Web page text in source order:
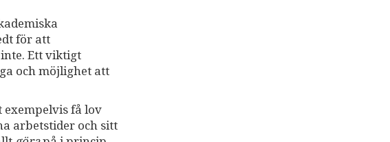
för att
Ett viktigt
och möjlighet att
exempelvis få lov
arbetstider och sitt